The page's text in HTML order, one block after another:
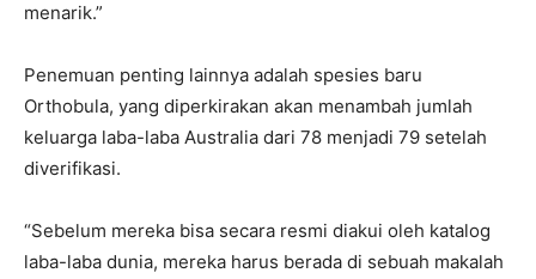
menarik.”
Penemuan penting lainnya adalah spesies baru
Orthobula, yang diperkirakan akan menambah jumlah
keluarga laba-laba Australia dari 78 menjadi 79 setelah
diverifikasi.
“Sebelum mereka bisa secara resmi diakui oleh katalog
laba-laba dunia, mereka harus berada di sebuah makalah